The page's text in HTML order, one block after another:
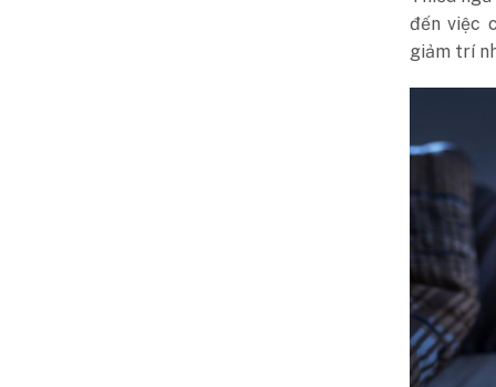
đến việc
giảm trí